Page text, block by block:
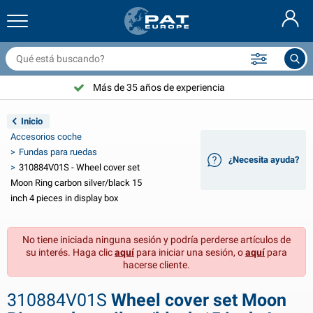
y redes para remolque
alquitranada
eléctrico para remolque
remolque
remolque Aspöck
LED remolque
para remolque
coche
de batería y artículos solares
de energía
12V & 24V
para coche
para coche
de protección
caravana & autocaravana
caravana & autocaravana
gas
para mantenimiento
tecnicos
para tiendas de campaña
de cubierta
y grilletes
de vela
y mantenimiento
de protección y accesorios
Extintores & mantas ignífuga
para bicicletas
para motocicletas
aire libre
de señalización para puerta
GasStop®
Nederlands
Deutsch
English
Français
Svenska
Norsk
Dansk
Más de 35 años de experiencia
Inicio
Accesorios coche
Fundas para ruedas
310884V01S - Wheel cover set
Moon Ring carbon silver/black 15
inch 4 pieces in display box
¿Necesita ayuda?
No tiene iniciada ninguna sesión y podría perderse artículos de
su interés. Haga clicaquípara iniciar una sesión, oaquípara
hacerse cliente.
310884V01S Wheel cover set Moon